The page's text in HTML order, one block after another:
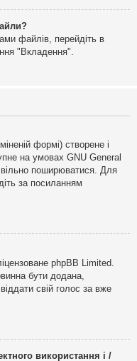
файлів, перейдіть в
"Вкладення".
формі) створене і
на умовах GNU General
поширюватися. Для
за посиланням
phpBB Limited.
бути додана,
свій голос за вже
використання і /